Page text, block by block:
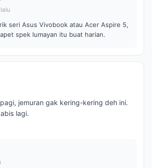
seri Asus Vivobook atau Acer Aspire 5,
spek lumayan itu buat harian.
jemuran gak kering-kering deh ini.
lagi.